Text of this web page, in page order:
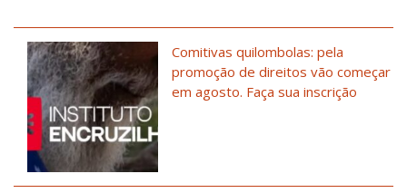
Comitivas quilombolas: pela
promoção de direitos vão começar
em agosto. Faça sua inscrição